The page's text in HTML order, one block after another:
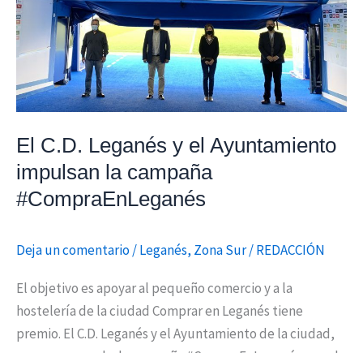
El C.D. Leganés y el Ayuntamiento
impulsan la campaña
#CompraEnLeganés
Deja un comentario/Leganés, Zona Sur/REDACCIÓN
El objetivo es apoyar al pequeño comercio y a la
hostelería de la ciudad Comprar en Leganés tiene
premio. El C.D. Leganés y el Ayuntamiento de la ciudad,
campaña
#CompraEnLeganés